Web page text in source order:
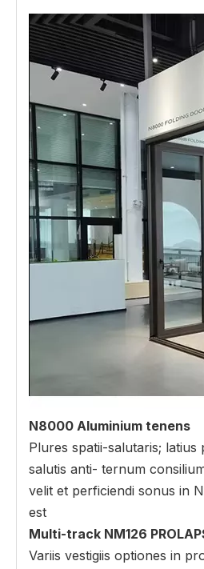
N8000 Aluminium tenens
Plures spatii-salutaris; latius
salutis anti- ternum
velit et perficiendi sonus in
est
Multi-track NM126
Variis vestigiis optiones in